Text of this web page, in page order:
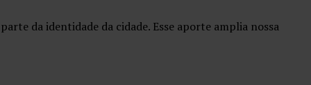
da identidade da cidade. Esse aporte amplia nossa